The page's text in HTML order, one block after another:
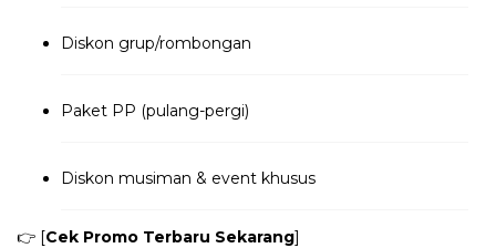
Diskon grup/rombongan
Paket PP (pulang-pergi)
Diskon musiman & event khusus
👉 [Cek Promo Terbaru Sekarang]